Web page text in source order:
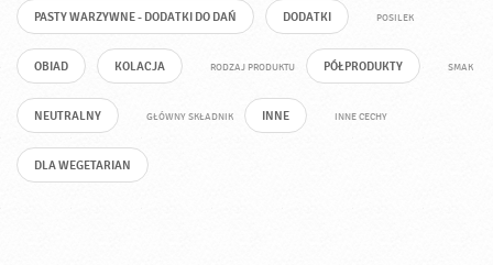
PASTY WARZYWNE - DODATKI DO DAŃ DODATKI POSILEK
OBIAD KOLACJA RODZAJ PRODUKTU PÓŁPRODUKTY SMAK
NEUTRALNY GŁÓWNY SKŁADNIK INNE INNE CECHY
DLA WEGETARIAN